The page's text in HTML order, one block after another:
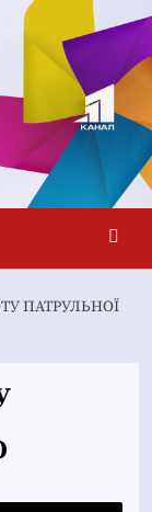
ПАТРУЛЬНОЇ